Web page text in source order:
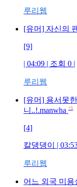
루리웹
[유머] 자신의
[9]
| 04:09 | 조회 0 |
루리웹
[유머] 용서못
니..!.manwha +5
[4]
칼댕댕이 |
루리웹
어느 외국 미용